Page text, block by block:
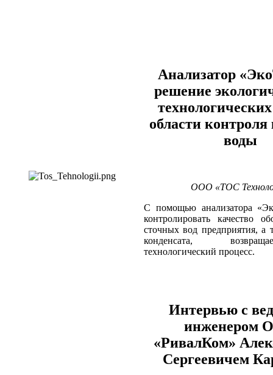
Анализатор
решение
области контроля
воды
ООО «ТОС
С помощью анализатора
контролировать качество
сточных вод предприятия, а
конденсата,
технологический процесс.
Интервью с
инженером
«РивалКом»
Сергеевичем